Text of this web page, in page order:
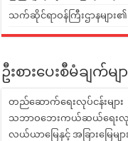
သက်ဆိုင်ရာဝန်ကြီးဌာနများ၏
ဦးစားပေးစီမံချက်မျာ
တည်ဆောက်ရေးလုပ်ငန်းများ
သဘာဝဘေးကယ်ဆယ်ရေးလုပ်င
လယ်ယာမြေနှင့် အခြားမြေမျ